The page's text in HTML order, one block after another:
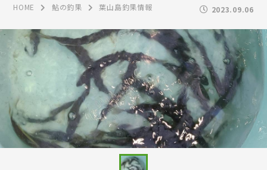
HOME 鮎の釣果 葉山島釣果情報 2023.09.06